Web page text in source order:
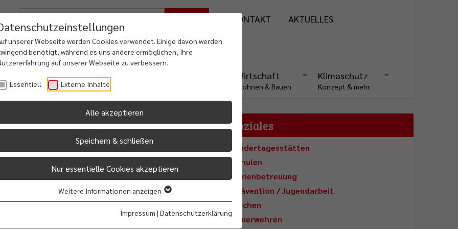
unserer Webseite werden Cookies verwendet. Einige davon werden
benötigt, während es uns andere ermöglichen, Ihre
auf unserer Webseite zu verbessern.
Essentiell Externe Inhalte
Alle akzeptieren
Speichern & schließen
Nur essentielle Cookies akzeptieren
Weitere Informationen anzeigen
Impressum | Datenschutzerklärung
KONTAKT AKTUELLES
& Familie
Freizeit
Kultur & Touristik
Wirtschaft
Wohnen & Bauen
Klimaschutz
Konzept & mehr
Grundschule Holtermoor
Schulleitung: Wiebke Hanneken
Schulstr. 39
26842Ostrhauderfehn
Soziales
Kindertagesstätten
Schulen
Ferienbetreuung
Prävention / Jugendarbeit
Kirchen
Feuerwehren